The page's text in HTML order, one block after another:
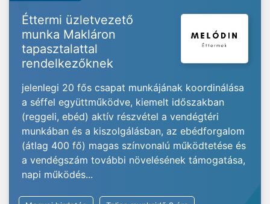
Éttermi üzletvezető
munka Makláron
tapasztalattal
rendelkezőknek
jelenlegi 20 fős csapat munkájának koordinálása
a séffel együttműködve, kiemelt időszakban
(reggeli, ebéd) aktív részvétel a vendégtéri
munkában és a kiszolgálásban, az ebédforgalom
(átlag 400 fő) magas színvonalú működtetése és
a vendégszám további növelésének támogatása,
napi működés...